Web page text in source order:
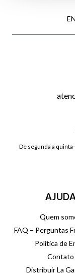
De segunda a
Quem
FAQ – Perguntas
Política de
Contato
Distribuir La